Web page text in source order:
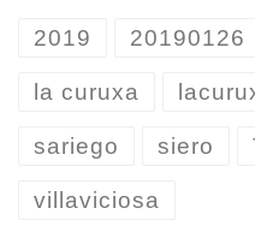
2019 20190126
la curuxa
sariego siero
villaviciosa